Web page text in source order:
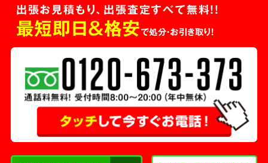
出張お見積もり、出張査定すべて無料!!
最短即日＆格安で処分・お引き取り！